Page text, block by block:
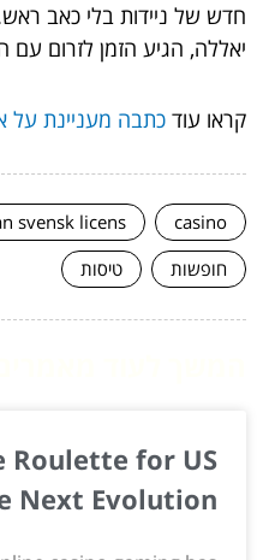
חדש של ניידות בלי כאב
יאללה, הגיע הזמן לזרום עם
קראו עוד כתבה מעניינת על
casino
svensk licens
חופשות
טיסות
Roulette for US
Next Evolution